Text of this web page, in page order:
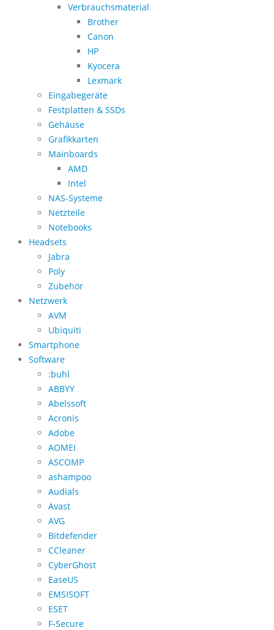
Verbrauchsmaterial
Brother
Canon
HP
Kyocera
Lexmark
Eingabegeräte
Festplatten & SSDs
Gehäuse
Grafikkarten
Mainboards
AMD
Intel
NAS-Systeme
Netzteile
Notebooks
Headsets
Jabra
Poly
Zubehör
Netzwerk
AVM
Ubiquiti
Smartphone
Software
:buhl
ABBYY
Abelssoft
Acronis
Adobe
AOMEI
ASCOMP
ashampoo
Audials
Avast
AVG
Bitdefender
CCleaner
CyberGhost
EaseUS
EMSISOFT
ESET
F-Secure